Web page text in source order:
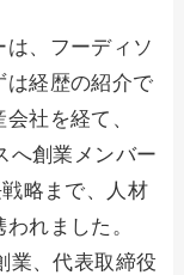
、フーディソ
は経歴の紹介で
社を経て、
へ創業メンバー
略まで、人材
れました。
業、代表取締役